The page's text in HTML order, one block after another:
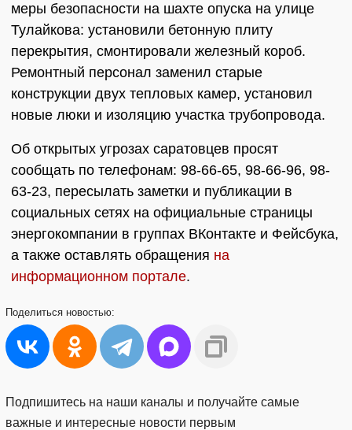
меры безопасности на шахте опуска на улице
Тулайкова: установили бетонную плиту
перекрытия, смонтировали железный короб.
Ремонтный персонал заменил старые
конструкции двух тепловых камер, установил
новые люки и изоляцию участка трубопровода.
Об открытых угрозах саратовцев просят
сообщать по телефонам: 98-66-65, 98-66-96, 98-
63-23, пересылать заметки и публикации в
социальных сетях на официальные страницы
энергокомпании в группах ВКонтакте и Фейсбука,
а также оставлять обращения на
информационном портале.
Поделиться новостью:
Подпишитесь на наши каналы и получайте самые
важные и интересные новости первым